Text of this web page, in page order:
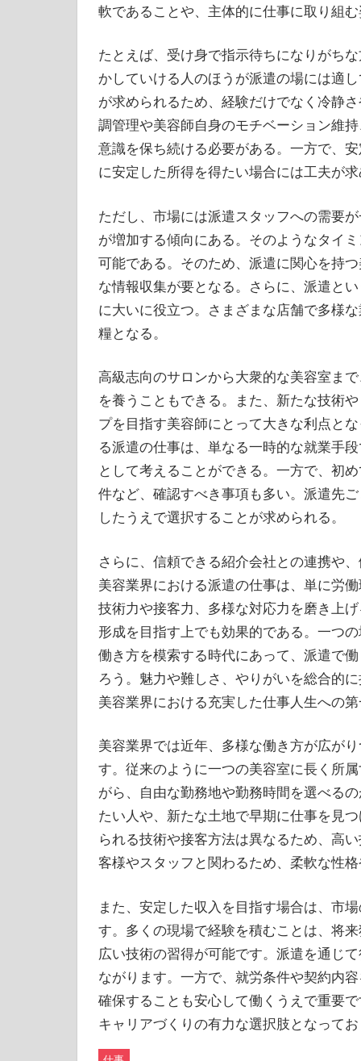
軟であることや、主体的に仕事に取り組
たとえば、受け身で指示待ちになりがち
かしていける人のほうが派遣の場には適
が求められるため、経験だけでなく冷静
調管理や美容師自身のモチベーション維
意識を保ち続ける必要がある。一方で、
に安定した所得を得たい場合には工夫が
ただし、市場には派遣スタッフへの需要
が増加する傾向にある。そのようなタイ
可能である。そのため、派遣に関心を持
な情報収集が要となる。さらに、派遣と
に大いに役立つ。さまざまな店舗で多様
糧となる。
高級志向のサロンから大衆的な美容室ま
を養うこともできる。また、新たな技術
プを目指す美容師にとって大きな利点と
る派遣の仕事は、単なる一時的な就業手
として考えることができる。一方で、初
件など、確認すべき事項も多い。派遣先
したうえで選択することが求められる。
さらに、信頼できる紹介会社との連携や
美容業界における派遣の仕事は、単に労
技術力や接客力、多様な対応力を磨き上
形成を目指す上でも効果的である。一つ
働き方を模索する時代にあって、派遣で
ろう。魅力や難しさ、やりがいを総合的
美容業界における充実した仕事人生への
美容業界では近年、多様な働き方が広が
す。従来のように一つの美容室に長く所
がら、自由な勤務地や勤務時間を選べる
たい人や、新たな土地で早期に仕事を見
られる技術や接客方法は異なるため、高
客様やスタッフと関わるため、柔軟な性
また、安定した収入を目指す場合は、市
す。多くの現場で経験を積むことは、将
広い技術の習得が可能です。派遣を通じ
ながります。一方で、就労条件や契約内
確保することも安心して働くうえで重要
キャリアづくりの有力な選択肢となって